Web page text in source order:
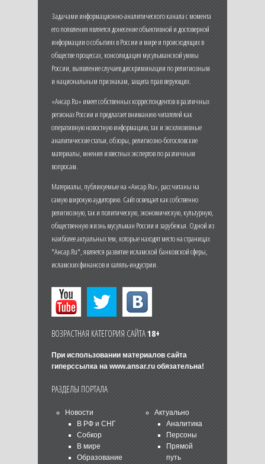
Задачами информационно-аналитического канала с момента
его появления является донесение объективной и достоверной
информации о событиях в России и мире и происходящих в
обществе процессах, консолидация мусульманской уммы
России, выявление случаев дискриминации по религиозным
и национальным признакам, защита прав верующих.
«Ансар.Ru» имеет собственных корреспондентов в различных
регионах России и предлагает вниманию читателей как
оперативную новостную информацию, так и эксклюзивные
аналитические статьи, обзоры, религиозно-богословские
материалы, мнения известных экспертов по различным
вопросам.
Материалы, публикуемые на «Ансар.Ru», рассчитаны на
самую широкую аудиторию. Сайт освещает как собственно
религиозную, так и политическую, экономическую, культурную,
общественную жизнь мусульман России и зарубежья. Одной из
наиболее актуальных тем, которые находят место на страницах
"Ансар.Ru", является развитие исламской банковской сферы,
исламских финансов и халяль-индустрии.
ВОЗРАСТНАЯ КАТЕГОРИЯ САЙТА18+
При использовании материалов сайта
гиперссылка на www.ansar.ruобязательна!
РАЗДЕЛЫ ПОРТАЛА
Новости
В РФ и СНГ
Собкор
В мире
Образование
Актуально
Аналитика
Персоны
Прямой
путь